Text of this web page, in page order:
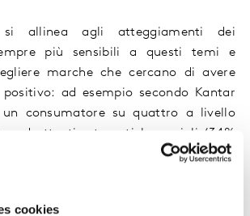
cookies
allinea agli atteggiamentidei
più sensibili a questi temi
e
marche che cercano di avere
: ad esempio secondo Kantar
un consumatore su quattro a livello
attenti a tematiche sociali (34%
in Italia la maggioranza dei